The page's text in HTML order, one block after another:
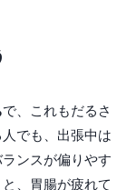
で、これもだるさ
でも、出張中は
ンスが偏りやす
、胃腸が疲れて